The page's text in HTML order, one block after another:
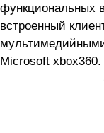
функциональных
встроенный
Microsoft xbox360.